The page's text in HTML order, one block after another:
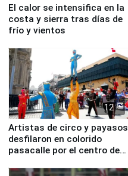
El calor se intensifica en la
costa y sierra tras días de
frío y vientos
12
Artistas de circo y payasos
desfilaron en colorido
pasacalle por el centro de